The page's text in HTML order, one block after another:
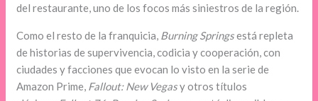
del restaurante, uno de los focos más siniestros de la región.
Como el resto de la franquicia, Burning Springsestá repleta
de historias de supervivencia, codicia y cooperación, con
ciudades y facciones que evocan lo visto en la serie de
Amazon Prime, Fallout: New Vegasy otros títulos